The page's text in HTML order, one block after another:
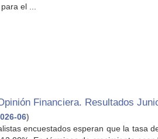
el ...
Financiera. Resultados
06)
encuestados esperan que la tasa